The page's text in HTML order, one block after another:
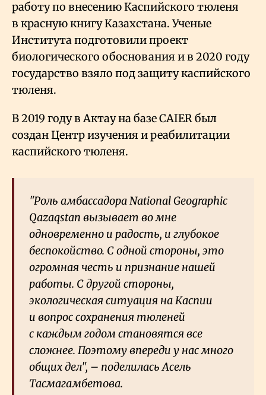
работу по внесению Каспийского тюленя
в красную книгу Казахстана. Ученые
Института подготовили проект
биологического обоснования и в 2020 году
государство взяло под защиту каспийского
тюленя.
В 2019 году в Актау на базе CAIER был
создан Центр изучения и реабилитации
каспийского тюленя.
"Роль амбассадора National Geographic
Qazaqstan вызывает во мне
одновременно и радость, и глубокое
беспокойство. С одной стороны, это
огромная честь и признание нашей
работы. С другой стороны,
экологическая ситуация на Каспии
и вопрос сохранения тюленей
с каждым годом становятся все
сложнее. Поэтому впереди у нас много
общих дел", – поделилась Асель
Тасмагамбетова.